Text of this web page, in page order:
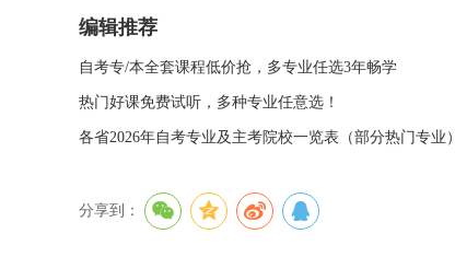
编辑推荐
自考专/本全套课程低价抢，多专业任选3年畅学
热门好课免费试听，多种专业任意选！
各省2026年自考专业及主考院校一览表（部分热门专业）
分享到：